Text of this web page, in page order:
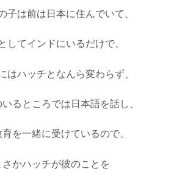
子は前は日本に住んでいて、
してインドにいるだけで、
はハッチとなんら変わらず、
るところでは日本語を話し、
育を一緒に受けているので、
さかハッチが彼のことを